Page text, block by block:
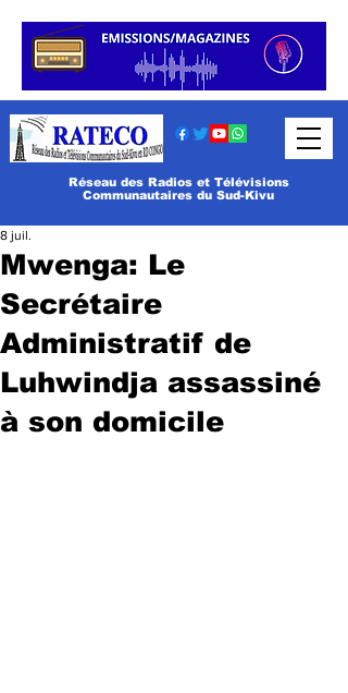
Réseau des Radios et Télévisions
Communautaires du Sud-Kivu
Mwenga: Le
Secrétaire
Administratif de
Luhwindja assassiné
à son domicile
8 juil.